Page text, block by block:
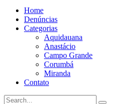
Home
Denúncias
Categorias
Aquidauana
Anastácio
Campo Grande
Corumbá
Miranda
Contato